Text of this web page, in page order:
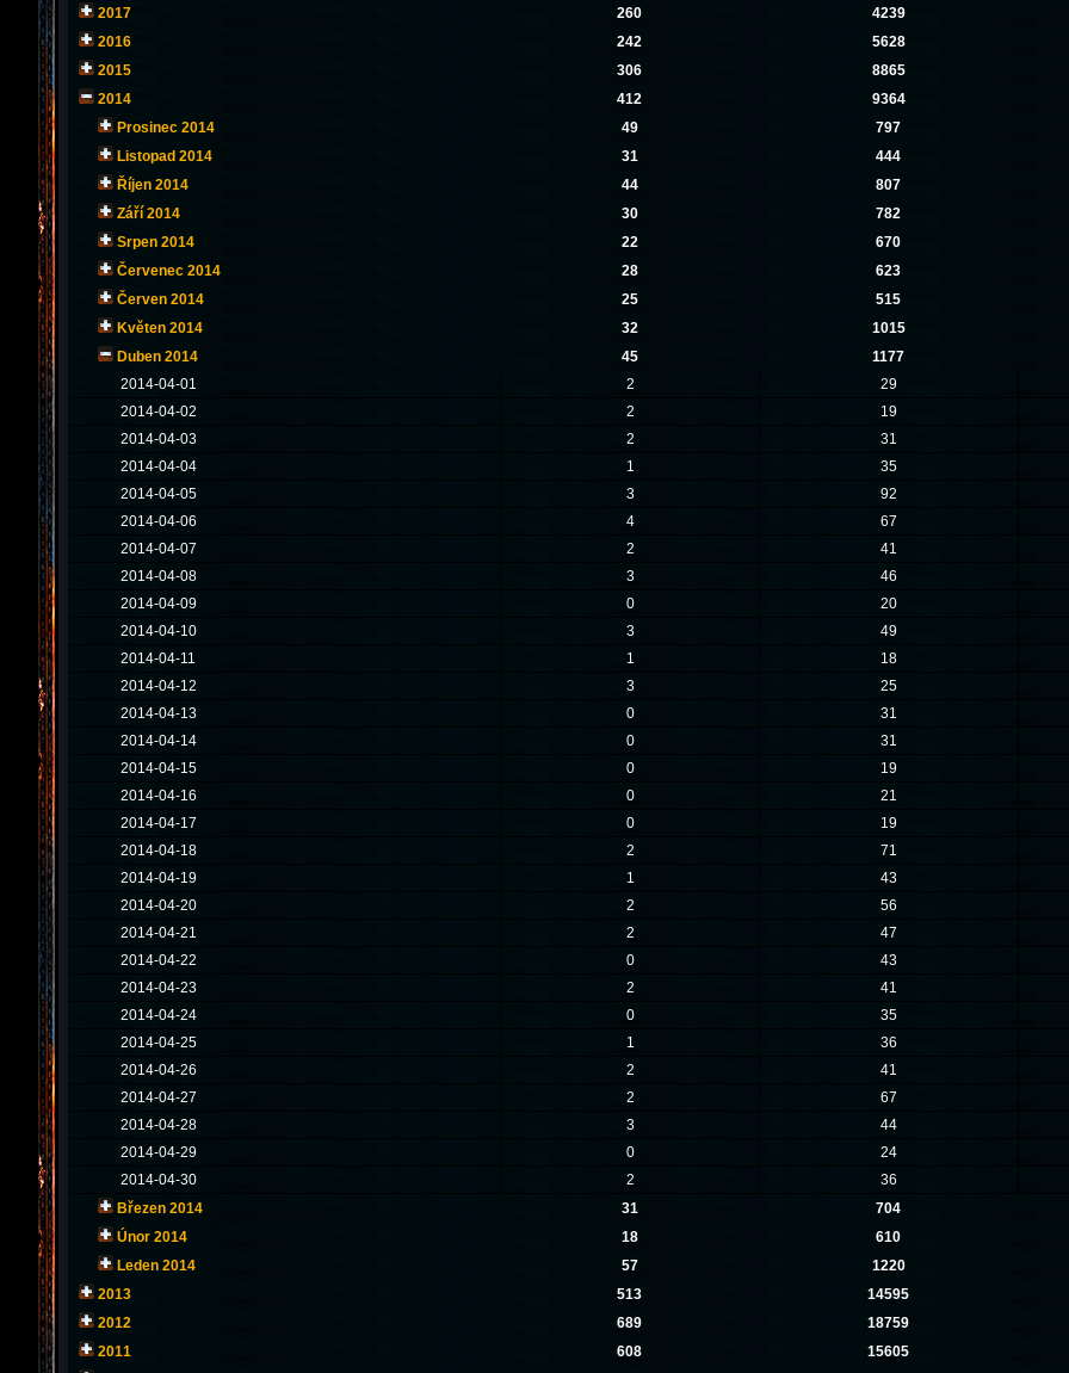
2017
260
4239
2016
242
5628
2015
306
8865
2014
412
9364
Prosinec 2014
49
797
Listopad 2014
31
444
Říjen 2014
44
807
Září 2014
30
782
Srpen 2014
22
670
Červenec 2014
28
623
Červen 2014
25
515
Květen 2014
32
1015
Duben 2014
45
1177
2014-04-01
2
29
2014-04-02
2
19
2014-04-03
2
31
2014-04-04
1
35
2014-04-05
3
92
2014-04-06
4
67
2014-04-07
2
41
2014-04-08
3
46
2014-04-09
0
20
2014-04-10
3
49
2014-04-11
1
18
2014-04-12
3
25
2014-04-13
0
31
2014-04-14
0
31
2014-04-15
0
19
2014-04-16
0
21
2014-04-17
0
19
2014-04-18
2
71
2014-04-19
1
43
2014-04-20
2
56
2014-04-21
2
47
2014-04-22
0
43
2014-04-23
2
41
2014-04-24
0
35
2014-04-25
1
36
2014-04-26
2
41
2014-04-27
2
67
2014-04-28
3
44
2014-04-29
0
24
2014-04-30
2
36
Březen 2014
31
704
Únor 2014
18
610
Leden 2014
57
1220
2013
513
14595
2012
689
18759
2011
608
15605